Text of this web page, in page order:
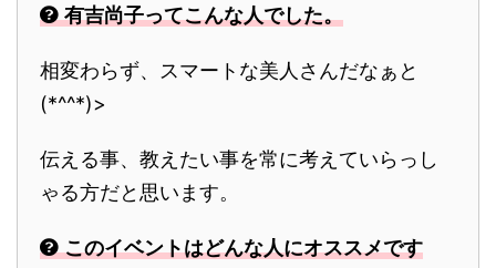
有吉尚子ってこんな人でした。
相変わらず、スマートな美人さんだなぁと
(*^^*)>
伝える事、教えたい事を常に考えていらっし
ゃる方だと思います。
このイベントはどんな人にオススメです